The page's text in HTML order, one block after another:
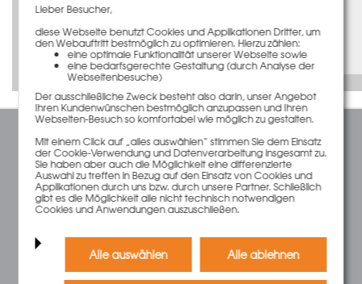
Wer das Speichern von Cookies für das Google-Ad-Programm deaktiviert hat,
Anschauen von Youtube-Videos mit keinen solchen Cookies rechnen müssen.
auch in anderen Cookies nicht-personenbezogene Nutzungsinformationen ab.
verhindern, so müssen Sie das Speichern von Cookies im Browser blockieren.
Weitere Informationen zum Datenschutz bei „Youtube“ finden Sie in der
Video abspielen
SERVICE
Kontakt
Warenkorb
Konto
Merkzettel
INFORMATIONEN
Lieber Besucher,
diese Webseite benutzt Cookies und Applikationen Dritter, um
den Webauftritt bestmöglich zu optimieren. Hierzu zählen:
eine optimale Funktionalität unserer Webseite sowie
eine bedarfsgerechte Gestaltung (durch Analyse der
Webseitenbesuche)
Der ausschließliche Zweck besteht also darin, unser Angebot
Ihren Kundenwünschen bestmöglich anzupassen und Ihren
Webseiten-Besuch so komfortabel wie möglich zu gestalten.
Mit einem Click auf „alles auswählen“ stimmen Sie dem Einsatz
der Cookie-Verwendung und Datenverarbeitung insgesamt zu.
Sie haben aber auch die Möglichkeit eine differenzierte
Auswahl zu treffen in Bezug auf den Einsatz von Cookies und
Applikationen durch uns bzw. durch unsere Partner. Schließlich
gibt es die Möglichkeit alle nicht technisch notwendigen
Cookies und Anwendungen auszuschließen.
Alle auswählen Alle ablehnen